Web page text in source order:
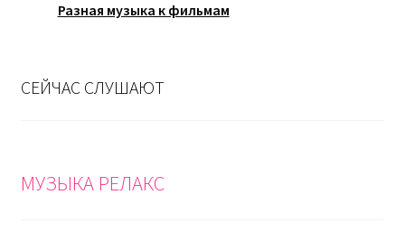
Разная музыка к фильмам
СЕЙЧАС СЛУШАЮТ
МУЗЫКА РЕЛАКС